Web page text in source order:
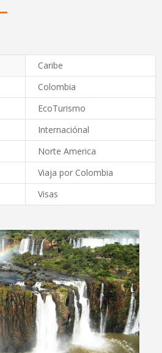
Caribe
Colombia
EcoTurismo
Internaciónal
Norte America
Viaja por Colombia
Visas